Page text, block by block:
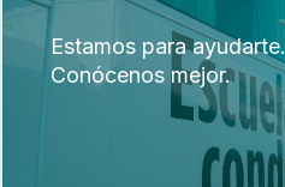
Estamos para ayudarte.
Conócenos mejor.